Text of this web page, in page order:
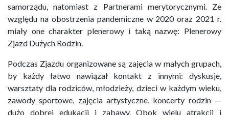
samorządu, natomiast z Partnerami merytorycznymi. Ze
względu na obostrzenia pandemiczne w 2020 oraz 2021 r.
miały one charakter plenerowy i taką nazwę: Plenerowy
Zjazd Dużych Rodzin.
Podczas Zjazdu organizowane są zajęcia w małych grupach,
by każdy łatwo nawiązał kontakt z innymi: dyskusje,
warsztaty dla rodziców, młodzieży, dzieci w każdym wieku,
zawody sportowe, zajęcia artystyczne, koncerty rodzin —
dużo dobrej edukacji i zabawy. Obok wielu atrakcji i